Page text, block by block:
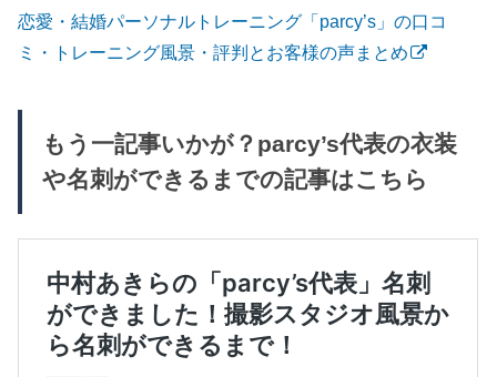
恋愛・結婚パーソナルトレーニング「parcy’s」の口コ
ミ・トレーニング風景・評判とお客様の声まとめ
もう一記事いかが？parcy’s代表の衣装
や名刺ができるまでの記事はこちら